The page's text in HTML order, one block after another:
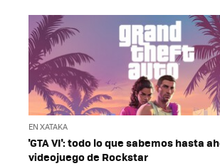
EN XATAKA
'GTA VI': todo lo que sabemos hasta
videojuego de Rockstar